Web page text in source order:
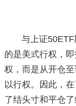
与上证
的是美式行权，
权，而是从开仓
以行权。因此，
了结头寸和平仓